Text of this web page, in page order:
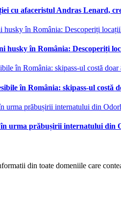
cu afaceristul Andras Lenard,
husky în România: Descoperiți
în România: skipass-ul costă
urma prăbușirii internatului din
din toate domeniile care